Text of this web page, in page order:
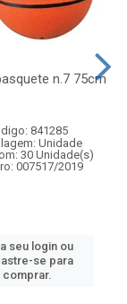
n.7 75cm
841285
Unidade
30 Unidade(s)
007517/2019
seu login ou
se para
comprar.